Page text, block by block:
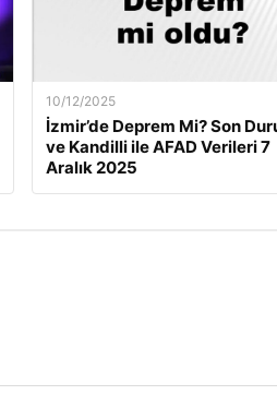
10/12/2025
İzmir’de Deprem Mi? Son
ve Kandilli ile AFAD Verileri 7
Aralık 2025